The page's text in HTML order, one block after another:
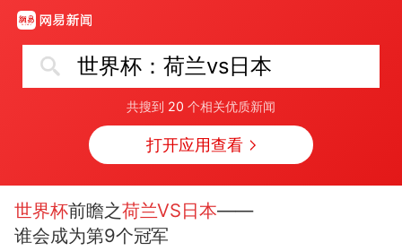
世界杯：荷兰vs日本
共搜到 20 个相关优质新闻
打开应用查看
世界杯前瞻之荷兰VS日本——
谁会成为第9个冠军